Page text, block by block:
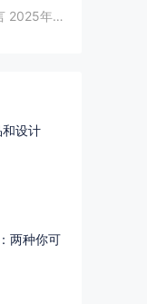
<!--StartFragment--> 引言 2025年，去中心化金融（DeFi）可能迎来一个重要的爆发时期。根据近期的新闻热点，多个因素正在推动这一趋势的到来。首先，美国政府计划建立比特币战略储备，并配合发行ETF等债务...
设计
两种你可